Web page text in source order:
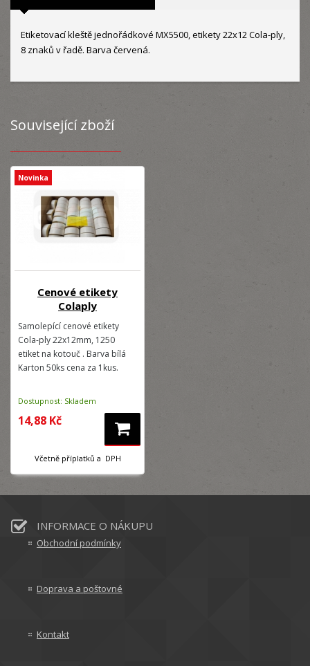
Etiketovací kleště jednořádkové MX5500, etikety 22x12 Cola-ply,
8 znaků v řadě. Barva červená.
Související zboží
Novinka
Cenové etikety
Colaply
Samolepící cenové etikety
Cola-ply 22x12mm, 1250
etiket na kotouč . Barva bílá
Karton 50ks cena za 1kus.
Dostupnost: Skladem
14,88 Kč
Včetně příplatků a DPH
INFORMACE O NÁKUPU
Obchodní podmínky
Doprava a poštovné
Kontakt